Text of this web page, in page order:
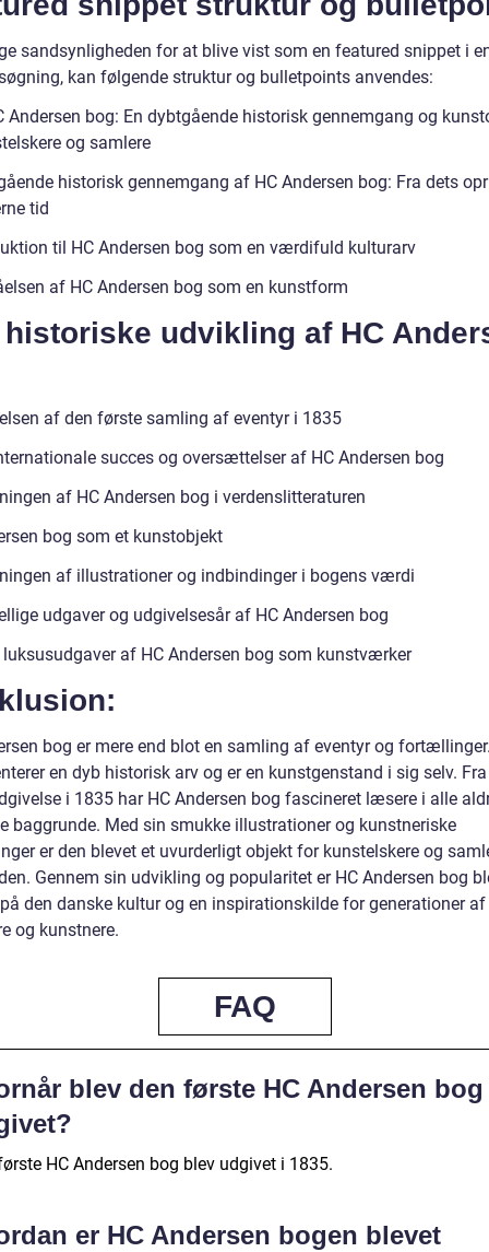
sandsynligheden for at blive vist som en featured snippet i
kan følgende struktur og bulletpoints anvendes:
Andersen bog: En dybtgående historisk gennemgang og
og samlere
historisk gennemgang af HC Andersen bog: Fra dets
tid
til HC Andersen bog som en værdifuld kulturarv
af HC Andersen bog som en kunstform
historiske udvikling af HC
af den første samling af eventyr i 1835
succes og oversættelser af HC Andersen bog
af HC Andersen bog i verdenslitteraturen
bog som et kunstobjekt
af illustrationer og indbindinger i bogens værdi
udgaver og udgivelsesår af HC Andersen bog
af HC Andersen bog som kunstværker
bog er mere end blot en samling af eventyr og
en dyb historisk arv og er en kunstgenstand i sig selv.
i 1835 har HC Andersen bog fascineret læsere i alle
baggrunde. Med sin smukke illustrationer og kunstneriske
er den blevet et uvurderligt objekt for kunstelskere og
Gennem sin udvikling og popularitet er HC Andersen bog
den danske kultur og en inspirationskilde for generationer af
og kunstnere.
FAQ
blev den første HC Andersen bog
HC Andersen bog blev udgivet i 1835.
er HC Andersen bogen blevet